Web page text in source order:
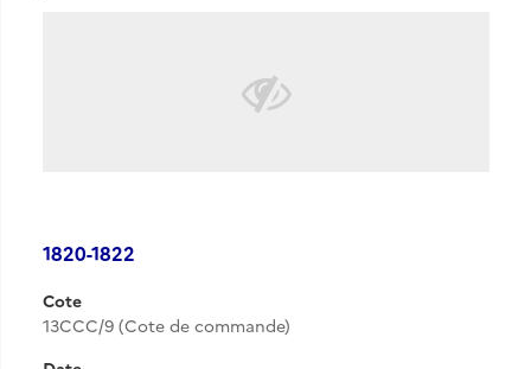
1820-1822
Cote
13CCC/9 (Cote de commande)